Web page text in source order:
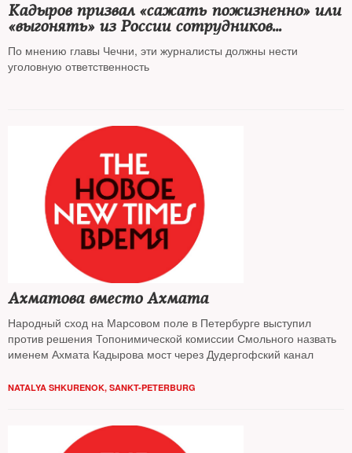
Кадыров призвал «сажать пожизненно» или
«выгонять» из России сотрудников
СМИ-«иноагентов»
По мнению главы Чечни, эти журналисты должны нести
уголовную ответственность
Ахматова вместо Ахмата
Народный сход на Марсовом поле в Петербурге выступил
против решения Топонимической комиссии Смольного назвать
именем Ахмата Кадырова мост через Дудергофский канал
NATALYA SHKURENOK, SANKT-PETERBURG